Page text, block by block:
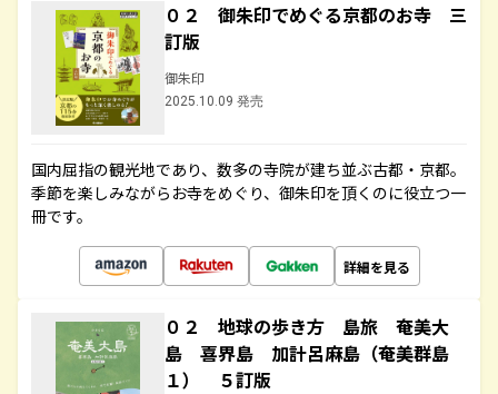
０２ 御朱印でめぐる京都のお寺 三
訂版
御朱印
2025.10.09 発売
国内屈指の観光地であり、数多の寺院が建ち並ぶ古都・京都。
季節を楽しみながらお寺をめぐり、御朱印を頂くのに役立つ一
冊です。
詳細を見る
０２ 地球の歩き方 島旅 奄美大
島 喜界島 加計呂麻島（奄美群島
１） ５訂版